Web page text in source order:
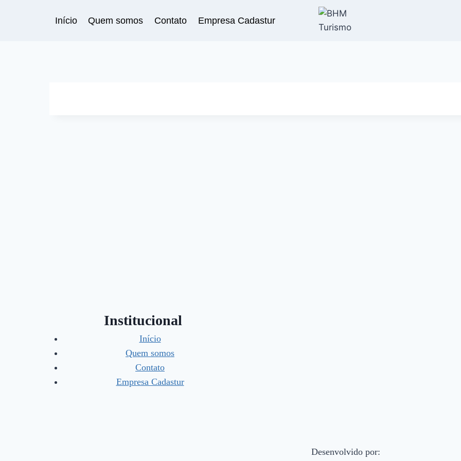
Início Quem somos Contato Empresa Cadastur
Institucional
Início
Quem somos
Contato
Empresa Cadastur
Desenvolvido por: